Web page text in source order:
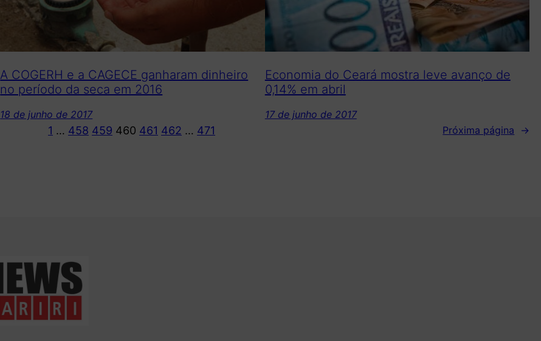
A COGERH e a CAGECE ganharam dinheiro
no período da seca em 2016
18 de junho de 2017
Economia do Ceará mostra leve avanço de
0,14% em abril
17 de junho de 2017
1 … 458 459 460 461 462 … 471 Próxima página →